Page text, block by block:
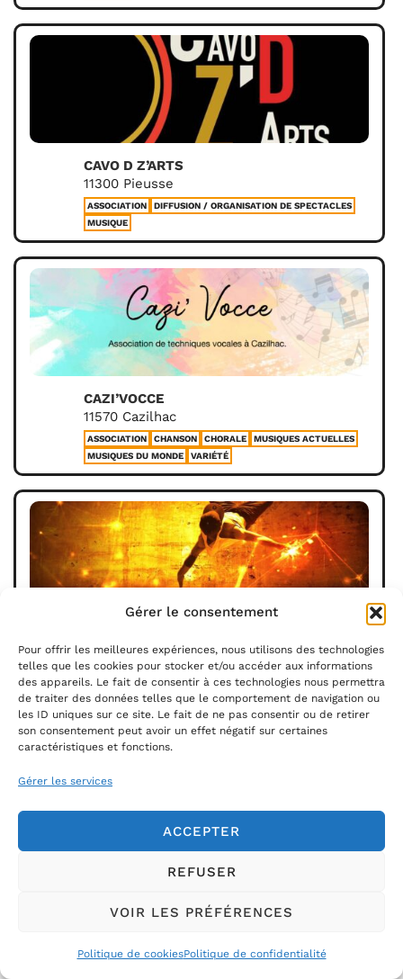
Gérer le consentement
Pour offrir les meilleures expériences, nous utilisons des technologies
telles que les cookies pour stocker et/ou accéder aux informations
des appareils. Le fait de consentir à ces technologies nous permettra
de traiter des données telles que le comportement de navigation ou
les ID uniques sur ce site. Le fait de ne pas consentir ou de retirer
son consentement peut avoir un effet négatif sur certaines
caractéristiques et fonctions.
Gérer les services
ACCEPTER
REFUSER
VOIR LES PRÉFÉRENCES
Politique de cookiesPolitique de confidentialité
CAVO D Z’ARTS
11300 Pieusse
ASSOCIATION
DIFFUSION / ORGANISATION DE SPECTACLES
MUSIQUE
CAZI’VOCCE
11570 Cazilhac
ASSOCIATION CHANSON CHORALE
MUSIQUES ACTUELLES
MUSIQUES DU MONDE
VARIÉTÉ
11100 Narbonne
ASSOCIATION
COURS / ENSEIGNEMENT / FORMATION
DANSE HIP HOP
CENTRE DANSE DU CHÂTEAU DE MALVES
11600 Malves-en-Minervois